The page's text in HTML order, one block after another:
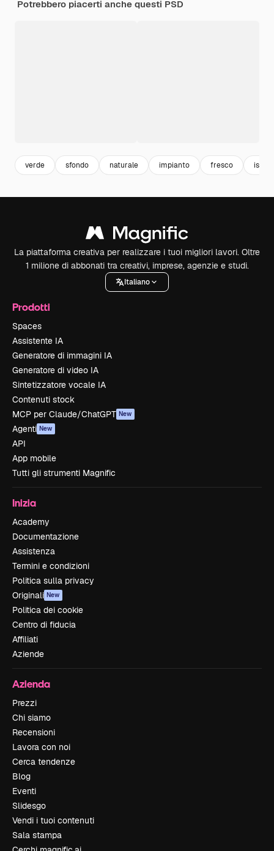
Potrebbero piacerti anche questi PSD
verde sfondo naturale impianto fresco
La piattaforma creativa per realizzare i tuoi migliori lavori. Oltre
1 milione di abbonati tra creativi, imprese, agenzie e studi.
Italiano
Prodotti
Spaces
Assistente IA
Generatore di immagini IA
Generatore di video IA
Sintetizzatore vocale IA
Contenuti stock
MCP per Claude/ChatGPT New
Agenti New
API
App mobile
Tutti gli strumenti Magnific
Inizia
Academy
Documentazione
Assistenza
Termini e condizioni
Politica sulla privacy
Originali New
Politica dei cookie
Centro di fiducia
Affiliati
Aziende
Azienda
Prezzi
Chi siamo
Recensioni
Lavora con noi
Cerca tendenze
Blog
Eventi
Slidesgo
Vendi i tuoi contenuti
Sala stampa